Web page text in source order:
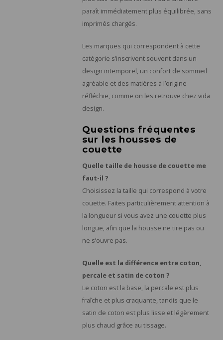
paraît immédiatement plus équilibrée, sans
imprimés chargés.
Les marques qui correspondent à cette
catégorie s’inscrivent souvent dans un
design intemporel, un confort de sommeil
agréable et des matières à l’origine
réfléchie, comme on les retrouve chez vida
design.
Questions fréquentes
sur les housses de
couette
Quelle taille de housse de couette me
faut-il ?
Choisissez la taille qui correspond à votre
couette. Faites particulièrement attention à
la longueur si vous avez une couette plus
longue, afin que la housse ne tire pas ou
ne s’ouvre pas.
Quelle est la différence entre coton,
percale et satin de coton ?
Le coton est la base, la percale est plus
fraîche et plus craquante, tandis que le
satin de coton est plus lisse et légèrement
plus chaud grâce au tissage.